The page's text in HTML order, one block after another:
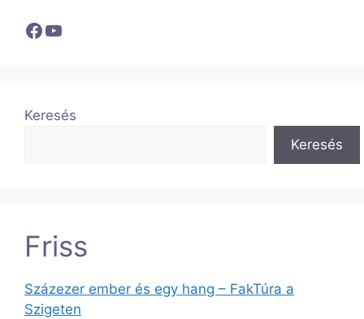
Facebook
YouTube
Keresés
Keresés
Friss
Százezer ember és egy hang – FakTúra a
Szigeten